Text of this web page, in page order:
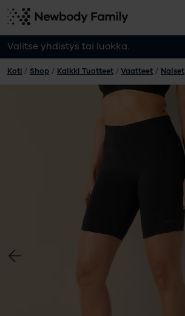
Valitse yhdistys tai luokka.
Koti / Shop / Kaikki Tuotteet / Vaatteet / Naiset